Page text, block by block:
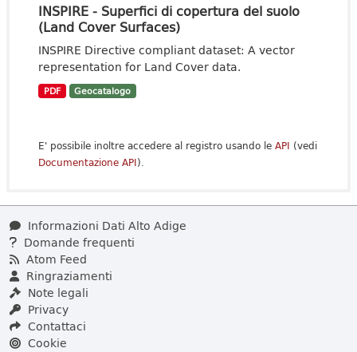
INSPIRE - Superfici di copertura del suolo
(Land Cover Surfaces)
INSPIRE Directive compliant dataset: A vector
representation for Land Cover data.
PDF Geocatalogo
E' possibile inoltre accedere al registro usando le API (vedi
Documentazione API).
Informazioni Dati Alto Adige
Domande frequenti
Atom Feed
Ringraziamenti
Note legali
Privacy
Contattaci
Cookie